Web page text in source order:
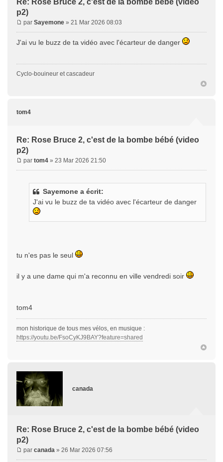
Re: Rose Bruce 2, c'est de la bombe bébé (video
p2)
par Sayemone » 21 Mar 2026 08:03
J'ai vu le buzz de ta vidéo avec l'écarteur de danger
Cyclo-bouineur et cascadeur
tom4
Re: Rose Bruce 2, c'est de la bombe bébé (video
p2)
par tom4 » 23 Mar 2026 21:50
Sayemone a écrit:
J'ai vu le buzz de ta vidéo avec l'écarteur de danger
tu n'es pas le seul
il y a une dame qui m'a reconnu en ville vendredi soir
tom4
mon historique de tous mes vélos, en musique :
https://youtu.be/FsoCyKJ9BAY?feature=shared
canada
Re: Rose Bruce 2, c'est de la bombe bébé (video
p2)
par canada » 26 Mar 2026 07:56